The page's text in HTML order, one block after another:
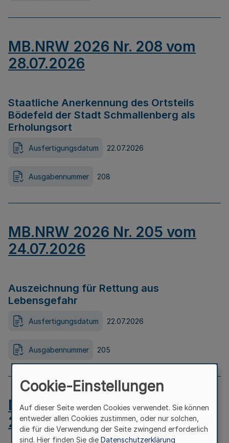
MB.NRW 2026 Nr. 208 vom
28.07.2026
Staatliche Anerkennung des Ortsteils
Bödefeld der Stadt Schmallenberg als
Erholungsort
Ausfertigungsdatum 22.07.2026
Ausgabennummer 208
MB.NRW 2026 Nr. 205 vom
24.07.2026
Auszeichnung für Rettung aus
Lebensgefahr
Ausfertigungsdatum 22.07.2026
Ausgabennummer 205
MB.NRW 2026 Nr. 204 vom
24.07.2026
Cookie-Einstellungen
Auf dieser Seite werden Cookies verwendet. Sie können
entweder allen Cookies zustimmen, oder nur solchen,
die für die Verwendung der Seite zwingend erforderlich
sind. Hier finden Sie die Datenschutzerklärung